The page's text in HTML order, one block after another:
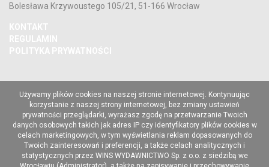
Bolesława Krzywoustego 105/21, 51-166 Wrocław
KONTAKT
REGULAMIN
POLITYKA PRYWATNOŚCI
Używamy plików cookies na naszej stronie internetowej. Kontynuując
korzystanie z naszej strony internetowej, bez zmiany ustawień
prywatności przeglądarki, wyrażasz zgodę na przetwarzanie Twoich
danych osobowych takich jak adres IP czy identyfikatory plików cookies w
celach marketingowych, w tym wyświetlania reklam dopasowanych do
Twoich zainteresowań i preferencji, a także celach analitycznych i
statystycznych przez WINS WYDAWNICTWO Sp. z o.o. z siedzibą we